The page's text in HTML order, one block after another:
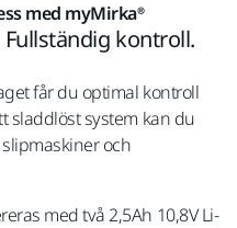
med myMirka®
kontroll.
får du optimal kontroll
sladdlöst system kan du
och
med två 2,5Ah 10,8V Li-